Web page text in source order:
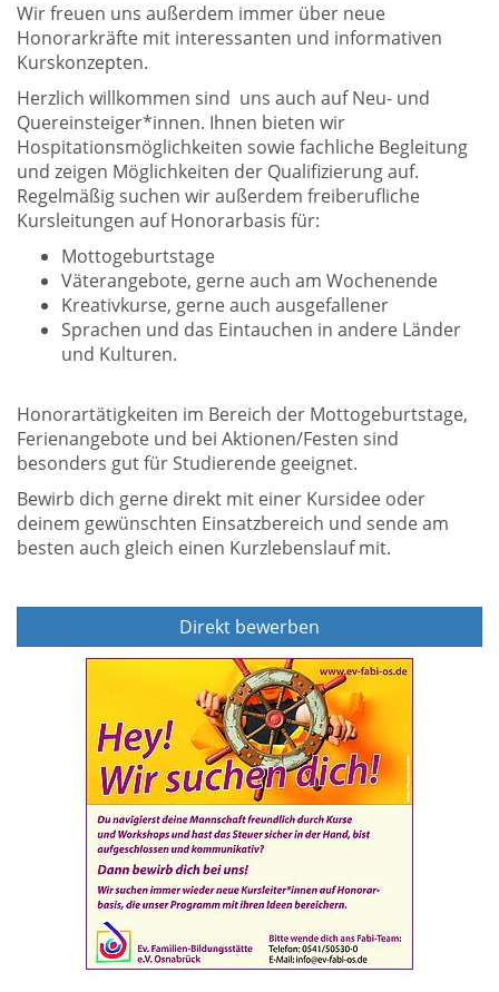
Wir freuen uns außerdem immer über neue
Honorarkräfte mit interessanten und informativen
Kurskonzepten.
Herzlich willkommen sind uns auch auf Neu- und
Quereinsteiger*innen. Ihnen bieten wir
Hospitationsmöglichkeiten sowie fachliche Begleitung
und zeigen Möglichkeiten der Qualifizierung auf.
Regelmäßig suchen wir außerdem freiberufliche
Kursleitungen auf Honorarbasis für:
Mottogeburtstage
Väterangebote, gerne auch am Wochenende
Kreativkurse, gerne auch ausgefallener
Sprachen und das Eintauchen in andere Länder
und Kulturen.
Honorartätigkeiten im Bereich der Mottogeburtstage,
Ferienangebote und bei Aktionen/Festen sind
besonders gut für Studierende geeignet.
Bewirb dich gerne direkt mit einer Kursidee oder
deinem gewünschten Einsatzbereich und sende am
besten auch gleich einen Kurzlebenslauf mit.
Direkt bewerben